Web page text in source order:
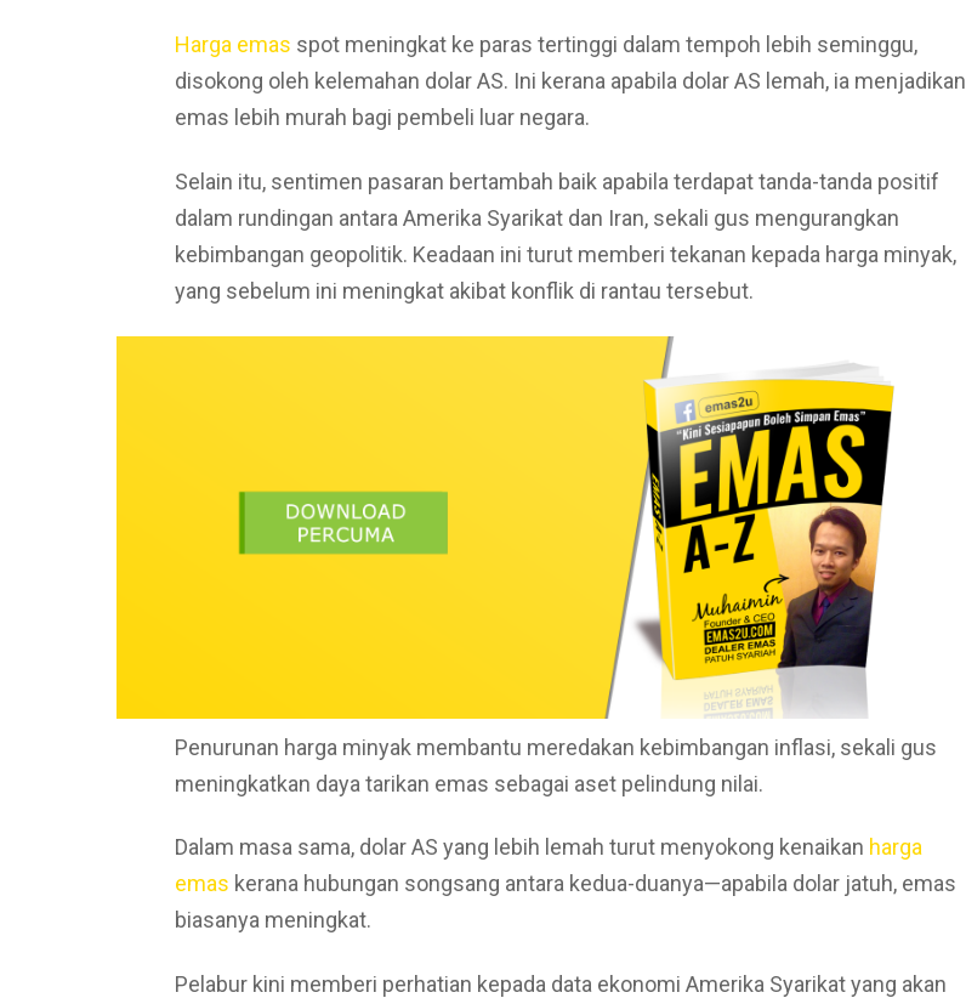
Harga emas spot meningkat ke paras tertinggi dalam tempoh lebih seminggu,
disokong oleh kelemahan dolar AS. Ini kerana apabila dolar AS lemah, ia menjadikan
emas lebih murah bagi pembeli luar negara.
Selain itu, sentimen pasaran bertambah baik apabila terdapat tanda-tanda positif
dalam rundingan antara Amerika Syarikat dan Iran, sekali gus mengurangkan
kebimbangan geopolitik. Keadaan ini turut memberi tekanan kepada harga minyak,
yang sebelum ini meningkat akibat konflik di rantau tersebut.
Penurunan harga minyak membantu meredakan kebimbangan inflasi, sekali gus
meningkatkan daya tarikan emas sebagai aset pelindung nilai.
Dalam masa sama, dolar AS yang lebih lemah turut menyokong kenaikan harga
emas kerana hubungan songsang antara kedua-duanya—apabila dolar jatuh, emas
biasanya meningkat.
Pelabur kini memberi perhatian kepada data ekonomi Amerika Syarikat yang akan